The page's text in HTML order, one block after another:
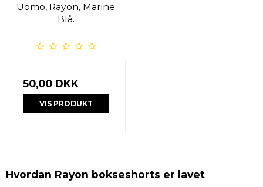
Uomo, Rayon, Marine
Blå.
50,00 DKK
VIS PRODUKT
Hvordan Rayon bokseshorts er lavet